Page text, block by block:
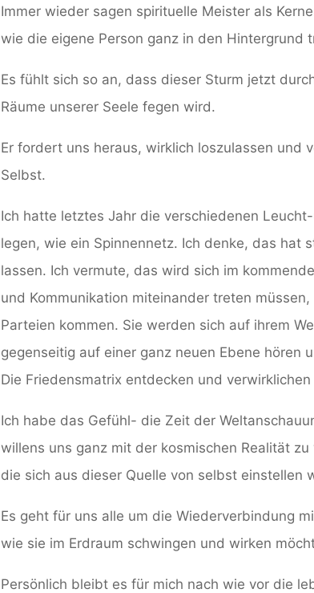
Immer wieder sagen spirituelle Meister als
wie die eigene Person ganz in den Hintergrund
Es fühlt sich so an, dass dieser Sturm jetzt
Räume unserer Seele fegen wird.
Er fordert uns heraus, wirklich loszulassen und
Selbst.
Ich hatte letztes Jahr die verschiedenen
legen, wie ein Spinnennetz. Ich denke, das hat
lassen. Ich vermute, das wird sich im
und Kommunikation miteinander treten
Parteien kommen. Sie werden sich auf ihrem
gegenseitig auf einer ganz neuen Ebene hören
Die Friedensmatrix entdecken und
Ich habe das Gefühl- die Zeit der
willens uns ganz mit der kosmischen Realität
die sich aus dieser Quelle von selbst einstellen
Es geht für uns alle um die Wiederverbindung
wie sie im Erdraum schwingen und wirken
Persönlich bleibt es für mich nach wie vor die